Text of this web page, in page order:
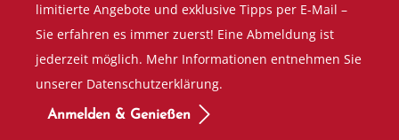
limitierte Angebote und exklusive Tipps per E-Mail –
Sie erfahren es immer zuerst! Eine Abmeldung ist
jederzeit möglich. Mehr Informationen entnehmen Sie
unserer Datenschutzerklärung.
Anmelden & Genießen